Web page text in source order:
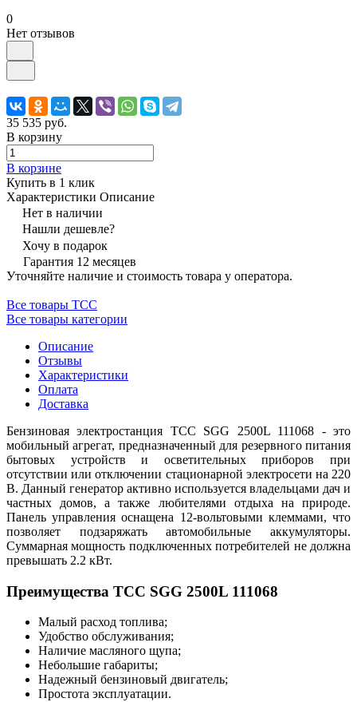
0
Нет отзывов
35 535 руб.
В корзину
В корзине
Купить в 1 клик
Характеристики Описание
Нет в наличии
Нашли дешевле?
Хочу в подарок
Гарантия 12 месяцев
Уточняйте наличие и стоимость товара у оператора.
Все товары ТСС
Все товары категории
Описание
Отзывы
Характеристики
Оплата
Доставка
Бензиновая электростанция ТСС SGG 2500L 111068 - это
мобильный агрегат, предназначенный для резервного питания
бытовых устройств и осветительных приборов при
отсутствии или отключении стационарной электросети на 220
В. Данный генератор активно используется владельцами дач и
частных домов, а также любителями отдыха на природе.
Панель управления оснащена 12-вольтовыми клеммами, что
позволяет подзаряжать автомобильные аккумуляторы.
Суммарная мощность подключенных потребителей не должна
превышать 2.2 кВт.
Преимущества ТСС SGG 2500L 111068
Малый расход топлива;
Удобство обслуживания;
Наличие масляного щупа;
Небольшие габариты;
Надежный бензиновый двигатель;
Простота эксплуатации.